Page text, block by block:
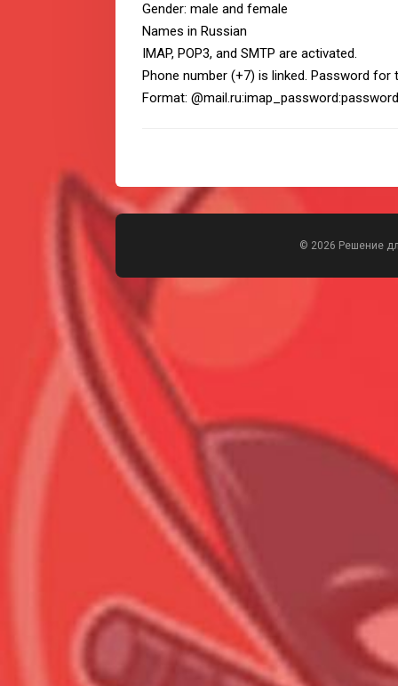
Gender: male and female
Names in Russian
IMAP, POP3, and SMTP are activated.
Phone number (+7) is linked. Password for
Format:
© 2026 Решение
Всего товара в корзине
Сумма к оплате (без